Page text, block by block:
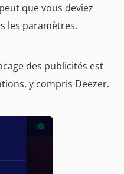
que vous deviez
les paramètres.
des publicités est
y compris Deezer.